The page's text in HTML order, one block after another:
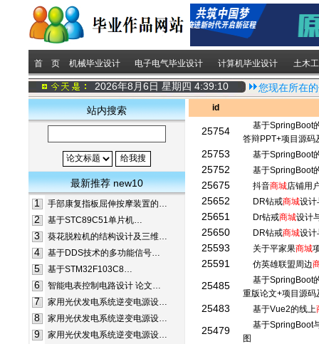
首 页 机械毕业设计 电子电气毕业设计 计算机毕业设计 土木
2026年8月6日 星期四 4:39:10
您现在所在
站内搜索
最新推荐 new10
1
手部康复指板屈伸按摩装置的…
2 基于STC89C51单片机…
3 葵花脱粒机的结构设计及三维…
4 基于DDS技术的多功能信号…
5 基于STM32F103C8…
6 智能电表控制电路设计 论文…
7 家用光伏发电系统逆变电源设…
8 家用光伏发电系统逆变电源设…
9 家用光伏发电系统逆变电源设…
id
25754
基于SpringBoot
答辩PPT+项目源码
25753 基于SpringBoot
25752 基于SpringBoot
25675 抖音商城店铺用
25652 DR钻戒商城设计
25651 Dr钻戒商城设计
25650 DR钻戒商城设计
25593 关于平家果商城
25591 仿英雄联盟周边
25485
基于SpringBoot
重版论文+项目源码
25483 基于Vue2的线上
25479
基于SpringBoot
图